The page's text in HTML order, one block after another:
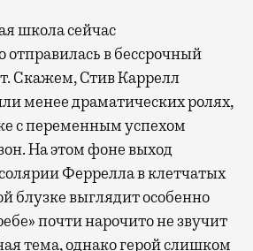
школа сейчас
в бессрочный
Скажем, Стив Каррелл
менее драматических ролях,
с переменным успехом
На этом фоне выход
Феррелла в клетчатых
блузке выглядит особенно
почти нарочито не звучит
тема, однако герой слишком